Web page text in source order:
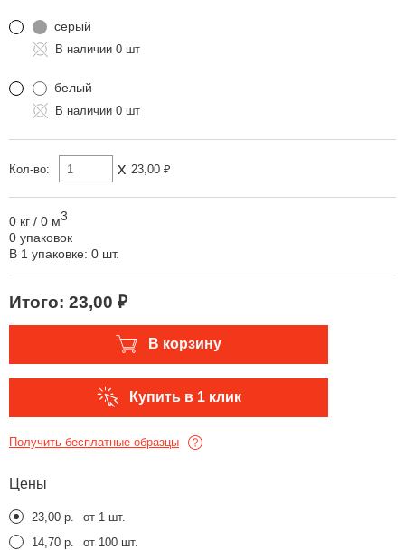
серый
0 шт
белый
0 шт
Кол-во: x 23,00 ₽
0 кг / 0 м3
0 упаковок
В 1 упаковке: 0 шт.
Итого: 23,00 ₽
В корзину
Купить в 1 клик
Получить бесплатные образцы
Цены
23,00 р.
от 1 шт.
14,70 р.
от 100 шт.